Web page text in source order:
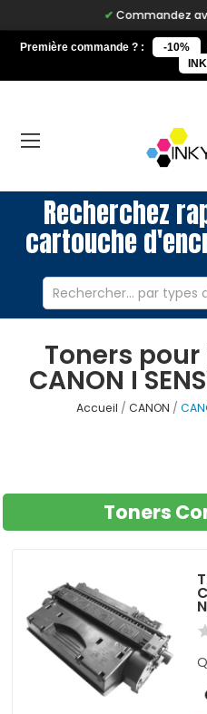
Commandez
Première commande ? : -10%
Recherchez
cartouche
Toners
CANON I
Accueil CANON
Toners